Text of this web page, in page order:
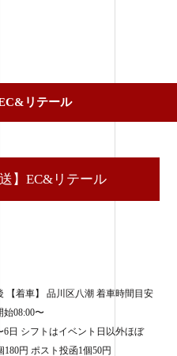
リテール
】EC&リテール
【着車】 品川区八潮 着車時間目安
始08:00〜
6日 シフトはイベント日以外ほぼ
円 ポスト投函1個50円